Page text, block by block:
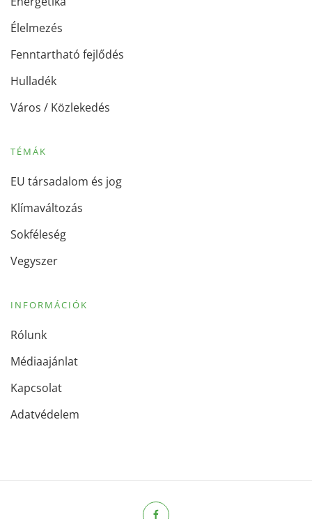
Élelmezés
Fenntartható fejlődés
Hulladék
Város / Közlekedés
TÉMÁK
EU társadalom és jog
Klímaváltozás
Sokféleség
Vegyszer
INFORMÁCIÓK
Rólunk
Médiaajánlat
Kapcsolat
Adatvédelem